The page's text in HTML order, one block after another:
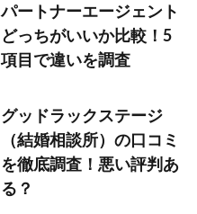
パートナーエージェント
どっちがいいか比較！5
項目で違いを調査
グッドラックステージ
（結婚相談所）の口コミ
を徹底調査！悪い評判あ
る？